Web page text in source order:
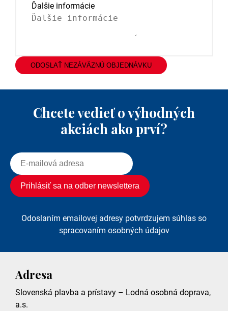
Ďalšie informácie
ODOSLAŤ NEZÁVÄZNÚ OBJEDNÁVKU
Chcete vedieť o výhodných
akciách ako prví?
Odoslaním emailovej adresy potvrdzujem súhlas so
spracovaním osobných údajov
Adresa
Slovenská plavba a prístavy – Lodná osobná doprava,
a.s.